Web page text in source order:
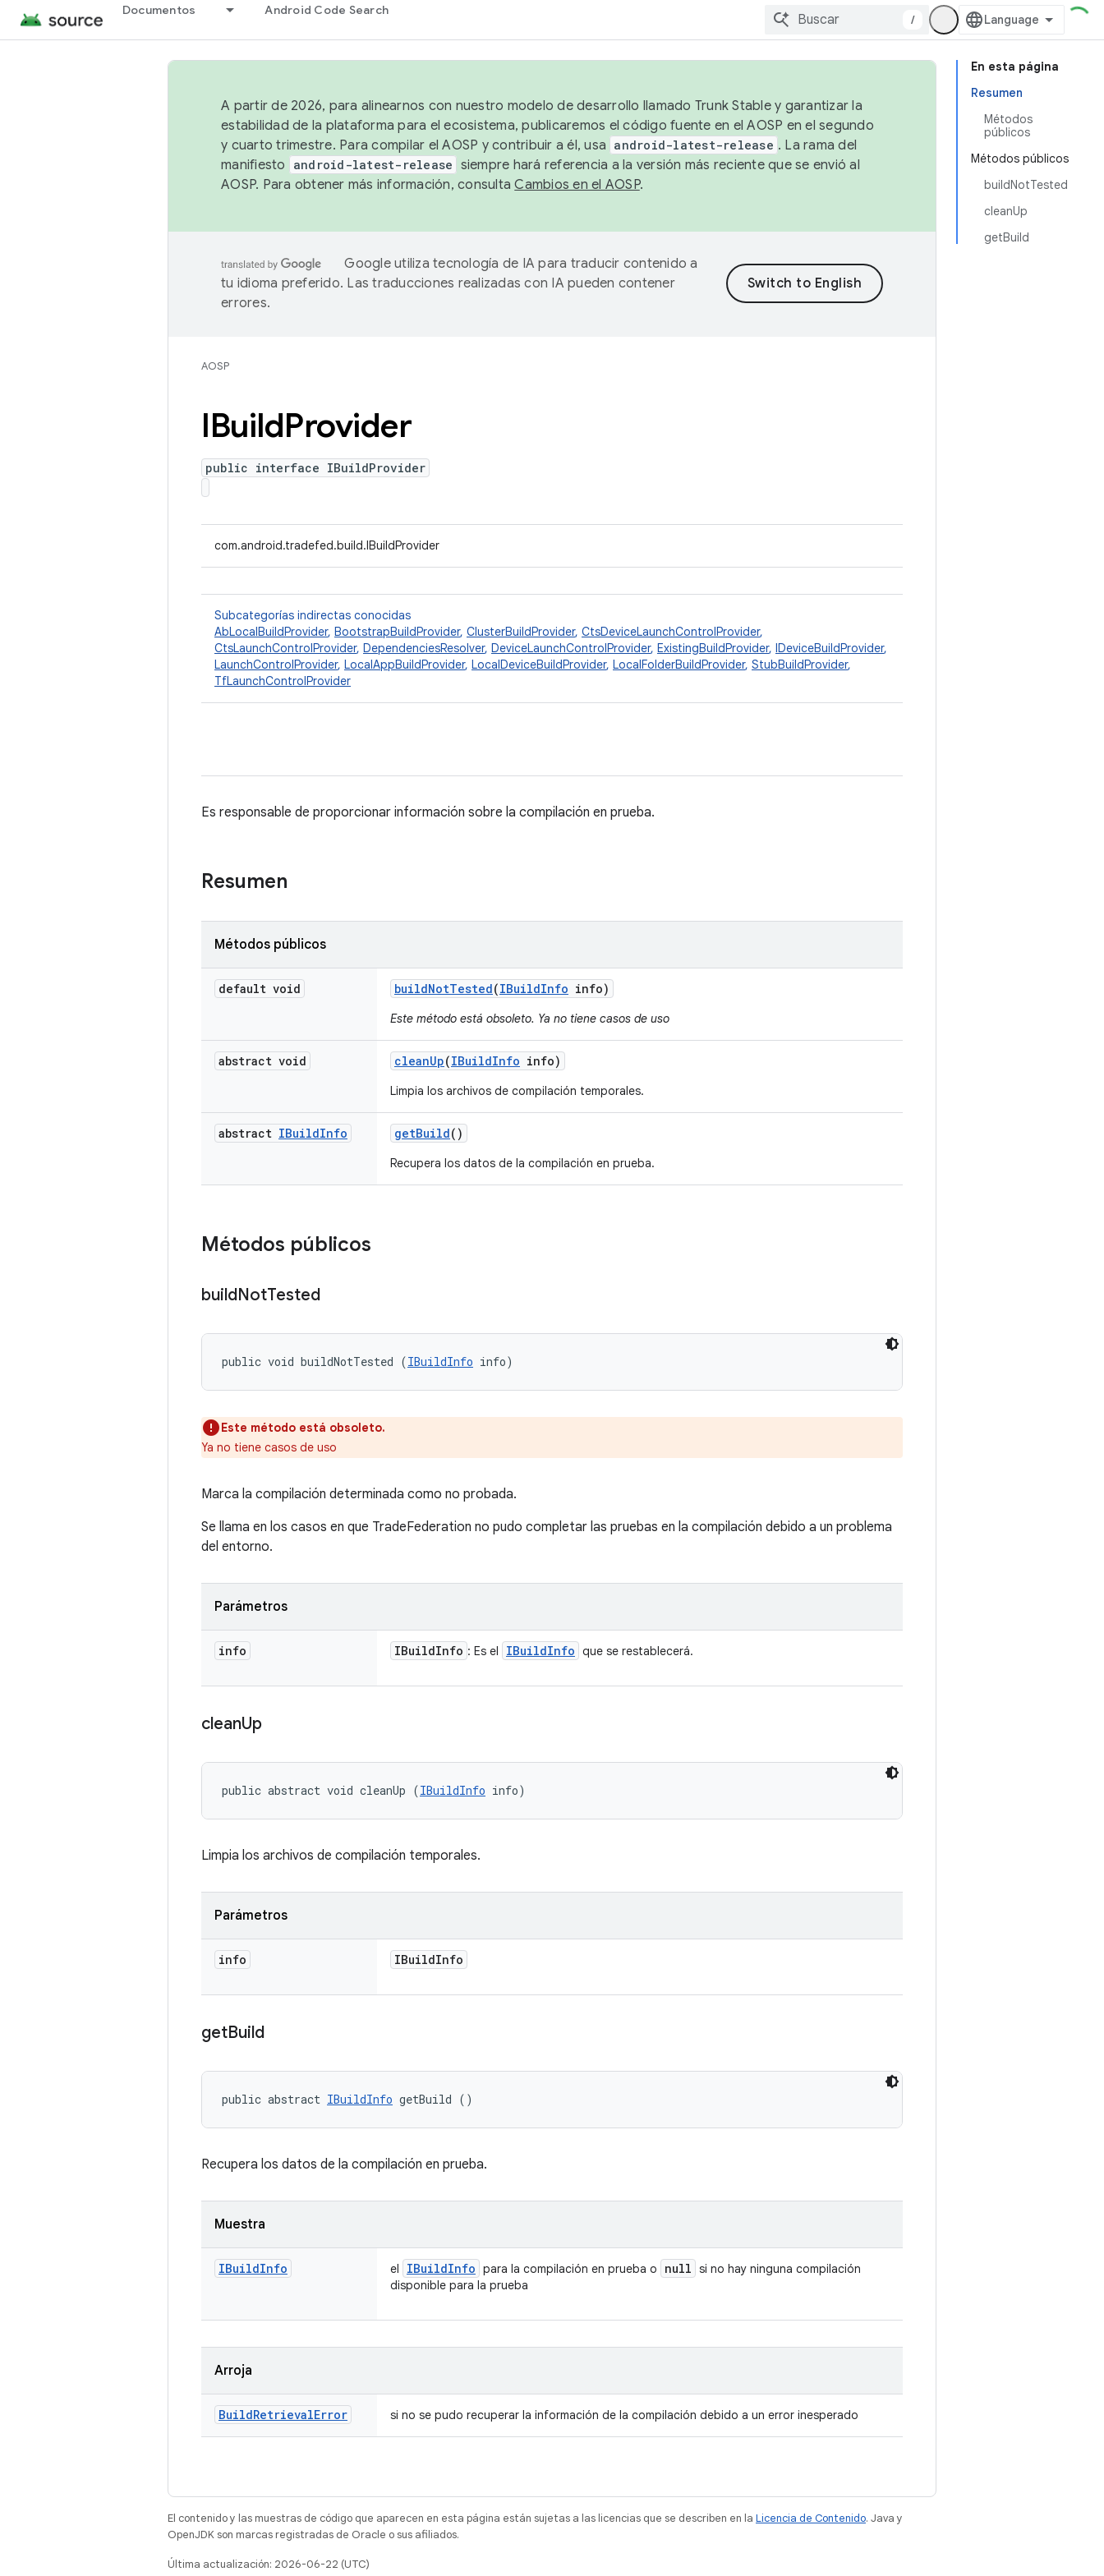
Documentos Android Code Search
/
En esta página
Resumen
Métodos
públicos
Métodos públicos
buildNotTested
cleanUp
getBuild
A partir de 2026, para alinearnos con nuestro modelo de desarrollo llamado Trunk Stable y garantizar la
estabilidad de la plataforma para el ecosistema, publicaremos el código fuente en el AOSP en el segundo
y cuarto trimestre. Para compilar el AOSP y contribuir a él, usa android-latest-release . La rama del
manifiesto
android-latest-release siempre hará referencia a la versión más reciente que se envió al
AOSP. Para obtener más información, consultaCambios en el AOSP.
Google utiliza tecnología de IA para traducir contenido a
tu idioma preferido. Las traducciones realizadas con IA pueden contener
errores.
AOSP
IBuildProvider
public interface IBuildProvider
com.android.tradefed.build.IBuildProvider
Subcategorías indirectas conocidas
AbLocalBuildProvider, BootstrapBuildProvider, ClusterBuildProvider, CtsDeviceLaunchControlProvider,
CtsLaunchControlProvider, DependenciesResolver, DeviceLaunchControlProvider, ExistingBuildProvider, IDeviceBuildProvider,
LaunchControlProvider, LocalAppBuildProvider, LocalDeviceBuildProvider, LocalFolderBuildProvider, StubBuildProvider,
TfLaunchControlProvider
Es responsable de proporcionar información sobre la compilación en prueba.
Resumen
Métodos públicos
default void buildNotTested(IBuildInfo info)
Este método está obsoleto. Ya no tiene casos de uso
abstract void cleanUp(IBuildInfo info)
Limpia los archivos de compilación temporales.
abstract IBuildInfo getBuild()
Recupera los datos de la compilación en prueba.
Métodos públicos
buildNotTested
public void buildNotTested (IBuildInfo info)
Este método está obsoleto.
Ya no tiene casos de uso
Marca la compilación determinada como no probada.
Se llama en los casos en que TradeFederation no pudo completar las pruebas en la compilación debido a un problema
del entorno.
Parámetros
info IBuildInfo : Es el IBuildInfo que se restablecerá.
cleanUp
public abstract void cleanUp (IBuildInfo info)
Limpia los archivos de compilación temporales.
Parámetros
info IBuildInfo
getBuild
public abstract IBuildInfo getBuild ()
Recupera los datos de la compilación en prueba.
Muestra
IBuildInfo el IBuildInfo para la compilación en prueba o null si no hay ninguna compilación
disponible para la prueba
Arroja
BuildRetrievalError si no se pudo recuperar la información de la compilación debido a un error inesperado
El contenido y las muestras de código que aparecen en esta página están sujetas a las licencias que se describen en la Licencia de Contenido. Java y
OpenJDK son marcas registradas de Oracle o sus afiliados.
Última actualización: 2026-06-22 (UTC)